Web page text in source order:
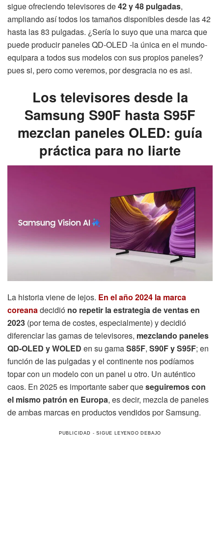
sigue ofreciendo televisores de42 y 48 pulgadas,
ampliando así todos los tamaños disponibles desde las 42
hasta las 83 pulgadas. ¿Sería lo suyo que una marca que
puede producir paneles QD-OLED -la única en el mundo-
equipara a todos sus modelos con sus propios paneles?
pues si, pero como veremos, por desgracia no es asi.
Los televisores desde la
Samsung S90F hasta S95F
mezclan paneles OLED: guía
práctica para no liarte
La historia viene de lejos. En el año 2024 la marca
coreanadecidió no repetir la estrategia de ventas en
2023 (por tema de costes, especialmente) y decidió
diferenciar las gamas de televisores, mezclando paneles
QD-OLED y WOLED en su gamaS85F, S90F y S95F; en
función de las pulgadas y el continente nos podíamos
topar con un modelo con un panel u otro. Un auténtico
caos. En 2025 es importante saber queseguiremos con
el mismo patrón en Europa, es decir, mezcla de paneles
de ambas marcas en productos vendidos por Samsung.